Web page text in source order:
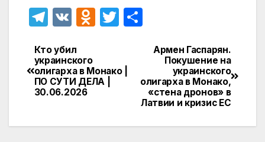
T
e
gr
a
V
O
o
kl
s
T
er
а
в
и
Навигация
по
Армен Гаспарян.
Покушение на
украинского
олигарха в Монако,
«стена дронов» в
Латвии и кризис ЕС
Кто убил
украинского
олигарха в Монако |
ПО СУТИ ДЕЛА |
30.06.2026